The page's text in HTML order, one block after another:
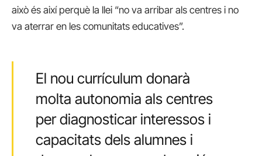
això és així perquè la llei “no va arribar als centres i no
va aterrar en les comunitats educatives”.
El nou currículum donarà
molta autonomia als centres
per diagnosticar interessos i
capacitats dels alumnes i